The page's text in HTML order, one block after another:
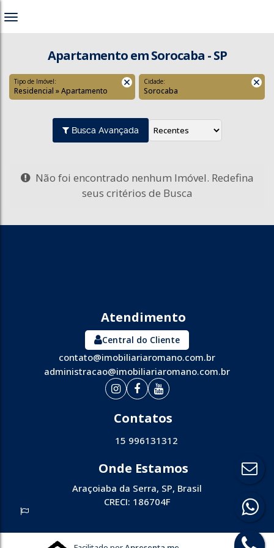
Apartamento em Sorocaba - SP
Tipo de Imóvel:
Residencial » Apartamento
Cidade:
Sorocaba
Busca Avançada
Não foi encontrado nenhum Imóvel. Redefina
seus critérios de Busca
Central do Cliente
contato@imobiliariaromano.com.br
administracao@imobiliariaromano.com.br
15 996131312
Araçoiaba da Serra, SP, Brasil
CRECI: 186704F